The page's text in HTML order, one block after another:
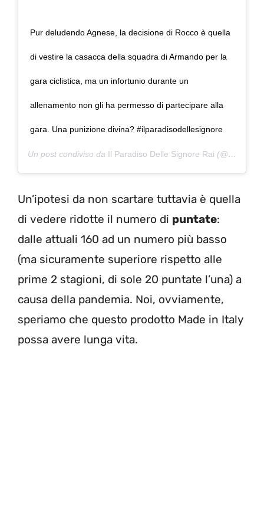
Pur deludendo Agnese, la decisione di Rocco è quella
di vestire la casacca della squadra di Armando per la
gara ciclistica, ma un infortunio durante un
allenamento non gli ha permesso di partecipare alla
gara. Una punizione divina? #ilparadisodellesignore
Un post condiviso da Il Paradiso Delle Signore Rai (@ilparadisodellesignorerai) in data:
Un’ipotesi da non scartare tuttavia è quella
di vedere ridotte il numero di puntate:
dalle attuali 160 ad un numero più basso
(ma sicuramente superiore rispetto alle
prime 2 stagioni, di sole 20 puntate l’una) a
causa della pandemia. Noi, ovviamente,
speriamo che questo prodotto Made in Italy
possa avere lunga vita.